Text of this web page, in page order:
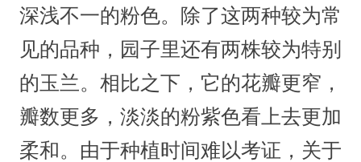
深浅不一的粉色。除了这两种较为常
见的品种，园子里还有两株较为特别
的玉兰。相比之下，它的花瓣更窄，
瓣数更多，淡淡的粉紫色看上去更加
柔和。由于种植时间难以考证，关于